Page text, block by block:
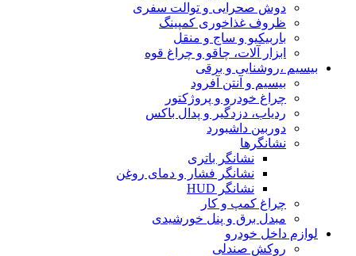
دوش صحرایی و توالت سفری
ظروف غذاخوری کمپینگ
باربیکیو و ساج و منقل
ابزار آلات، چاقو و چراغ قوه
بیسیم ،روشنایی و برقی
بیسیم و آنتن آفرود
چراغ خودرو و پروژکتور
ردیاب، دزدگیر و پدال باکس
دوربین داشبورد
نشانگرها
نشانگر باتری
نشانگر فشار و دمای روغن
نشانگر HUD
چراغ کمپ و کار
مبدل برق و پنل خورشیدی
لوازم داخل خودرو
روکش صندلی